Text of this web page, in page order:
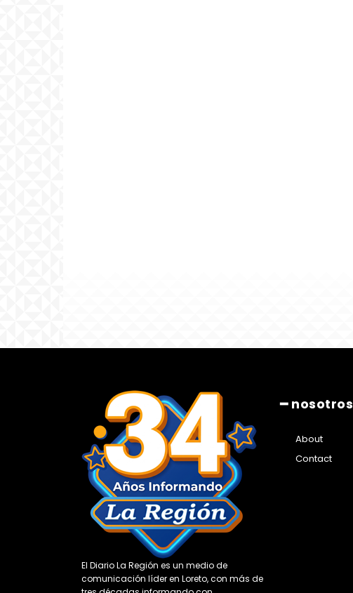
El Diario La Región es un medio de
comunicación líder en Loreto, con más de
━ nosotros
About
Contact